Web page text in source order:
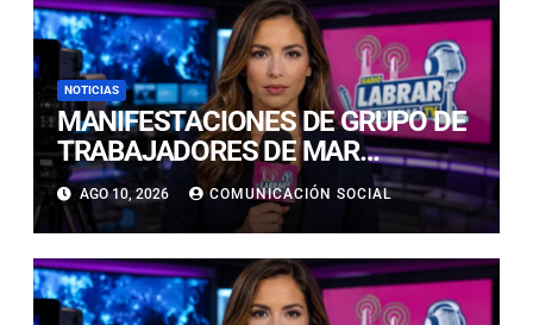
NOTICIAS
MANIFESTACIONES DE GRUPO DE
TRABAJADORES DE MAR
PROVOCAN EL CORTE TOTAL DE
LA RUTA 5 NORTE A LA ALTURA DE
CALDERA
AGO 10, 2026 COMUNICACIÓN SOCIAL